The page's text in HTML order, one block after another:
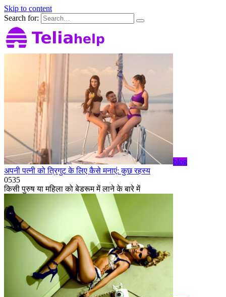
Skip to content
Search for:
blog
अपनी पत्नी को त्रिगुट के लिए कैसे मनाएं: कुछ रहस्य
0535
किसी पुरुष या महिला को बेडरूम में लाने के बारे में